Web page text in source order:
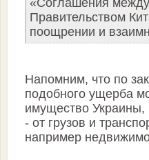
«Соглашения
Правительством
поощрении и
Напомним, что по
подобного ущерба
имущество
- от грузов и
например